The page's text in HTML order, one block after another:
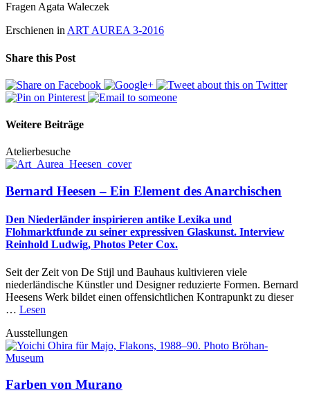
Fragen Agata Waleczek
Erschienen in ART AUREA 3-2016
Share this Post
Weitere Beiträge
Atelierbesuche
Bernard Heesen – Ein Element des Anarchischen
Den Niederländer inspirieren antike Lexika und
Flohmarktfunde zu seiner expressiven Glaskunst. Interview
Reinhold Ludwig, Photos Peter Cox.
Seit der Zeit von De Stijl und Bauhaus kultivieren viele
niederländische Künstler und Designer reduzierte Formen. Bernard
Heesens Werk bildet einen offensichtlichen Kontrapunkt zu dieser
… Lesen
Ausstellungen
Farben von Murano